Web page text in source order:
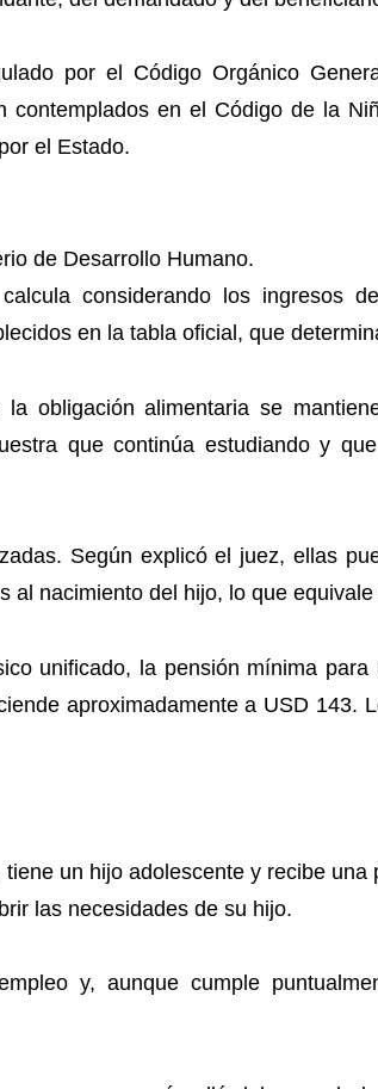
por el Código Orgánico
contemplados en el Código de la
el Estado.
de Desarrollo Humano.
considerando los ingresos
en la tabla oficial, que
obligación alimentaria se
que continúa estudiando y
Según explicó el juez, ellas
nacimiento del hijo, lo que
unificado, la pensión mínima
aproximadamente a USD 143.
un hijo adolescente y recibe
las necesidades de su hijo.
y, aunque cumple